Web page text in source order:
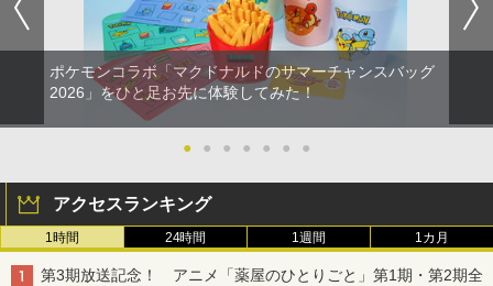
ポケモンコラボ「マクドナルドのサマーチャンスバッグ
2026」をひと足お先に体験してみた！
● ● ● ● ● ● ●
アクセスランキング
1時間 24時間 1週間 1カ月
第3期放送記念！ アニメ「薬屋のひとりごと」第1期・第2期全